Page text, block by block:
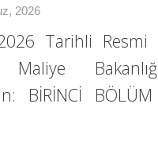
2026
Tarihli Resmi
BİRİNCİ